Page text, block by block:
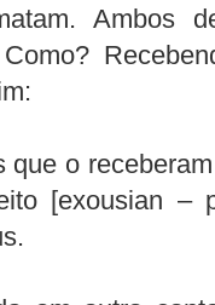
Ambos
que o
[exousian –